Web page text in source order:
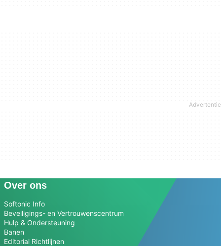
Over ons
Softonic Info
Beveiligings- en Vertrouwenscentrum
Hulp & Ondersteuning
Banen
Editorial Richtlijnen